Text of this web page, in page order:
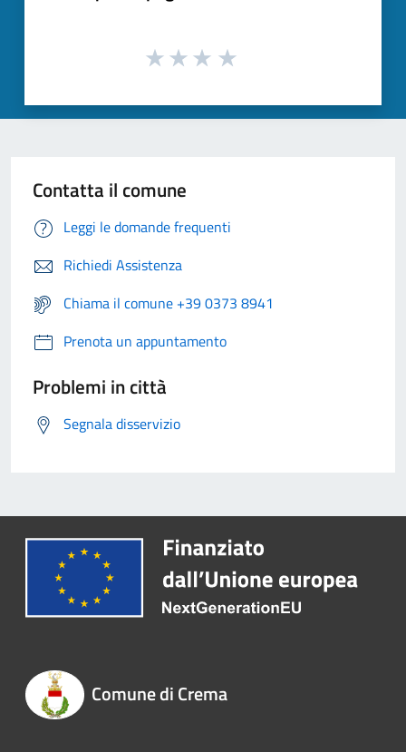
Contatta il comune
Leggi le domande frequenti
Richiedi Assistenza
Chiama il comune +39 0373 8941
Prenota un appuntamento
Problemi in città
Segnala disservizio
Comune di Crema